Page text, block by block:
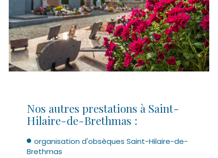
Nos autres prestations à Saint-
Hilaire-de-Brethmas :
organisation d'obsèques Saint-Hilaire-de-
Brethmas